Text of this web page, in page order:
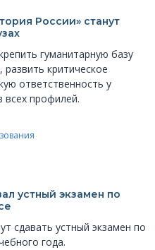
России» станут
гуманитарную базу
критическое
ответственность у
всех профилей.
устный экзамен по
сдавать устный экзамен по
года.